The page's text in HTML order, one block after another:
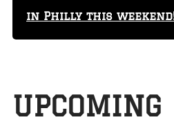
in Philly this
29 tickets left!
UPCOMING